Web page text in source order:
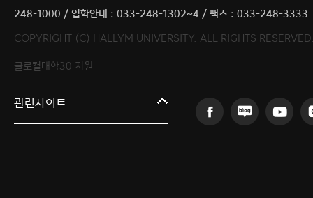
248-1000 / 입학안내 : 033-248-1302~4 / 팩스 : 033-248-3333
COPYRIGHT (C) HALLYM UNIVERSITY. ALL RIGHTS
글로컬대학30 지원
관련사이트
한림대학교